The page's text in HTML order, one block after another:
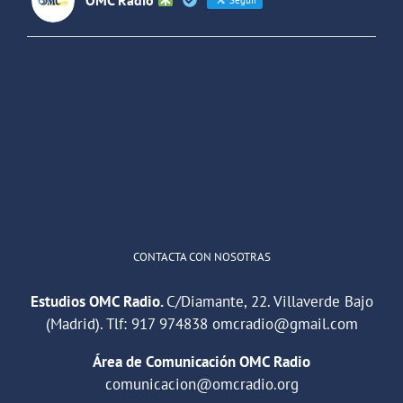
CONTACTA CON NOSOTRAS
Estudios OMC Radio.C/Diamante, 22. Villaverde Bajo
(Madrid). Tlf: 917 974838 omcradio@gmail.com
Área de Comunicación OMC Radio
comunicacion@omcradio.org